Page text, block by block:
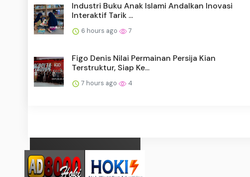
Industri Buku Anak Islami Andalkan Inovasi
Interaktif Tarik ...
6 hours ago 7
Figo Denis Nilai Permainan Persija Kian
Terstruktur, Siap Ke...
7 hours ago 4